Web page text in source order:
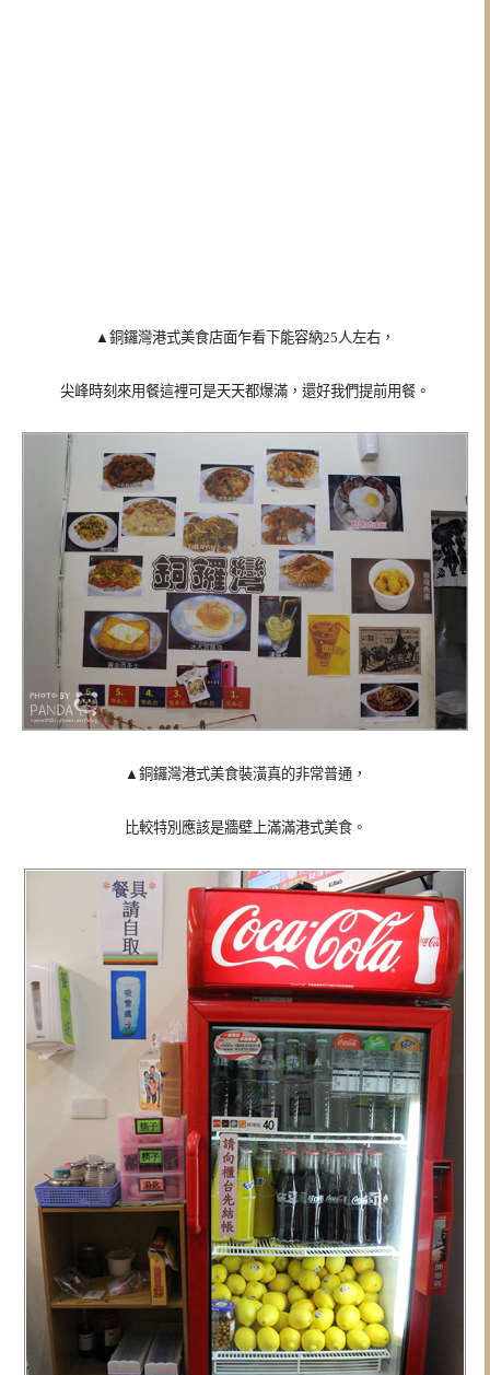
▲銅鑼灣港式美食店面乍看下能容納25人左右，
尖峰時刻來用餐這裡可是天天都爆滿，還好我們提前用餐。
▲銅鑼灣港式美食裝潢真的非常普通，
比較特別應該是牆壁上滿滿港式美食。